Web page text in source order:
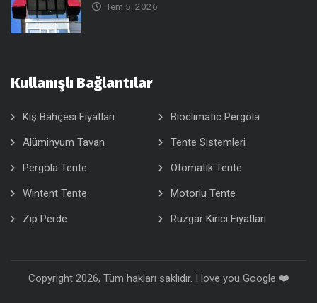
Tem 5, 2026
Kullanışlı Bağlantılar
Kış Bahçesi Fiyatları
Bioclimatic Pergola
Alüminyum Tavan
Tente Sistemleri
Pergola Tente
Otomatik Tente
Wintent Tente
Motorlu Tente
Zip Perde
Rüzgar Kırıcı Fiyatları
Copyright 2026, Tüm hakları saklıdır. I love you Google ❤️